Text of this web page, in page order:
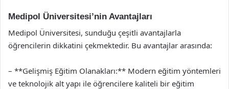
Medipol Üniversitesi’nin Avantajları
Medipol Üniversitesi, sunduğu çeşitli avantajlarla
öğrencilerin dikkatini çekmektedir. Bu avantajlar arasında:
– **Gelişmiş Eğitim Olanakları:** Modern eğitim yöntemleri
ve teknolojik alt yapı ile öğrencilere kaliteli bir eğitim